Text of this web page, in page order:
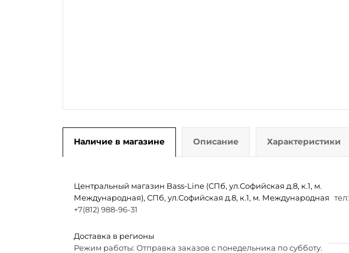
Наличие в магазине Описание Характеристики
Центральный магазин Bass-Line (СПб, ул.Софийская д.8, к.1, м.
Международная), СПб, ул.Софийская д.8, к.1, м. Международная тел:
+7(812) 988-96-31
Доставка в регионы
Режим работы: Отправка заказов с понедельника по субботу.